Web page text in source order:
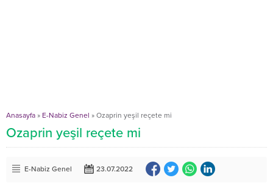
Anasayfa » E-Nabiz Genel » Ozaprin yeşil reçete mi
Ozaprin yeşil reçete mi
E-Nabiz Genel 23.07.2022